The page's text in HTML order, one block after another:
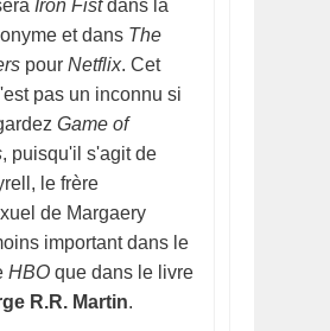
Iron Fistdans la
et dans The
pour Netflix. Cet
pas un inconnu si
Game of
, puisqu'il s'agit de
le frère
de Margaery
important dans le
HBO que dans le livre
R.R. Martin.